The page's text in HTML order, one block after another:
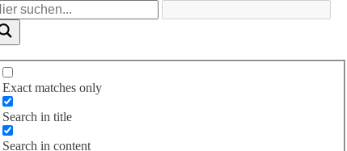
Exact matches only
Search in title
Search in content